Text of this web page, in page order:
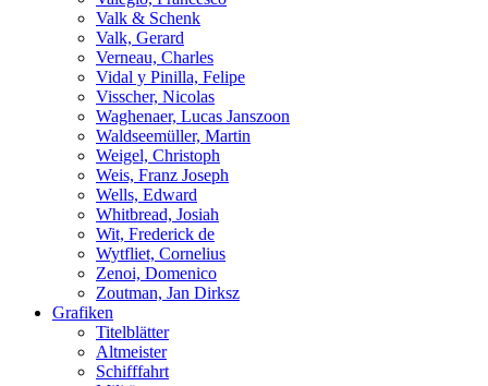
Valk & Schenk
Valk, Gerard
Verneau, Charles
Vidal y Pinilla, Felipe
Visscher, Nicolas
Waghenaer, Lucas Janszoon
Waldseemüller, Martin
Weigel, Christoph
Weis, Franz Joseph
Wells, Edward
Whitbread, Josiah
Wit, Frederick de
Wytfliet, Cornelius
Zenoi, Domenico
Zoutman, Jan Dirksz
Grafiken
Titelblätter
Altmeister
Schifffahrt